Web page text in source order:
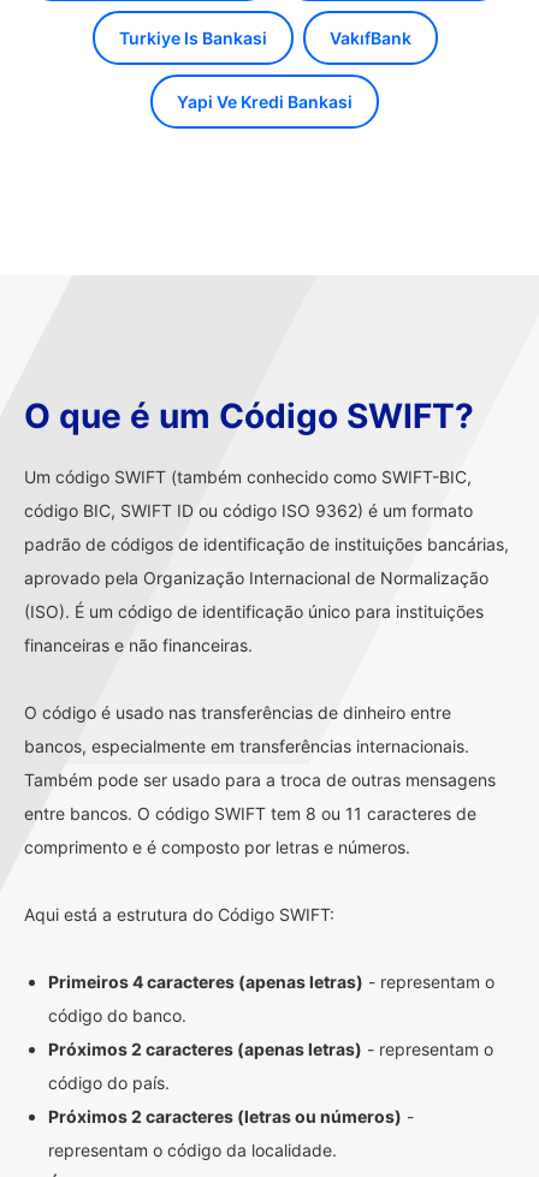
Turkiye Is Bankasi VakıfBank
Yapi Ve Kredi Bankasi
O que é um Código SWIFT?
Um código SWIFT (também conhecido como SWIFT-BIC,
código BIC, SWIFT ID ou código ISO 9362) é um formato
padrão de códigos de identificação de instituições bancárias,
aprovado pela Organização Internacional de Normalização
(ISO). É um código de identificação único para instituições
financeiras e não financeiras.
O código é usado nas transferências de dinheiro entre
bancos, especialmente em transferências internacionais.
Também pode ser usado para a troca de outras mensagens
entre bancos. O código SWIFT tem 8 ou 11 caracteres de
comprimento e é composto por letras e números.
Aqui está a estrutura do Código SWIFT:
Primeiros 4 caracteres (apenas letras) - representam o
código do banco.
Próximos 2 caracteres (apenas letras) - representam o
código do país.
Próximos 2 caracteres (letras ou números) -
representam o código da localidade.